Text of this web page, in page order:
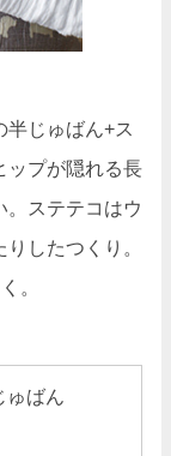
半じゅばん+ス
ップが隠れる長
。ステテコはウ
したつくり。
。
ゅばん